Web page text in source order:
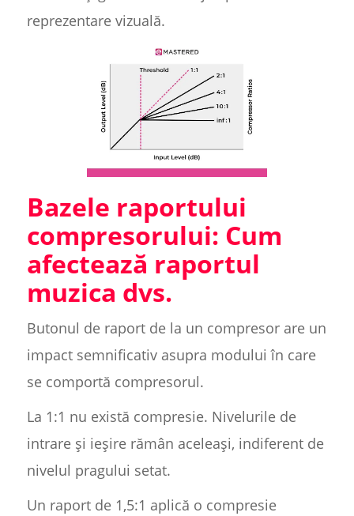
reprezentare vizuală.
Bazele raportului
compresorului: Cum
afectează raportul
muzica dvs.
Butonul de raport de la un compresor are un
impact semnificativ asupra modului în care
se comportă compresorul.
La 1:1 nu există compresie. Nivelurile de
intrare și ieșire rămân aceleași, indiferent de
nivelul pragului setat.
Un raport de 1,5:1 aplică o compresie